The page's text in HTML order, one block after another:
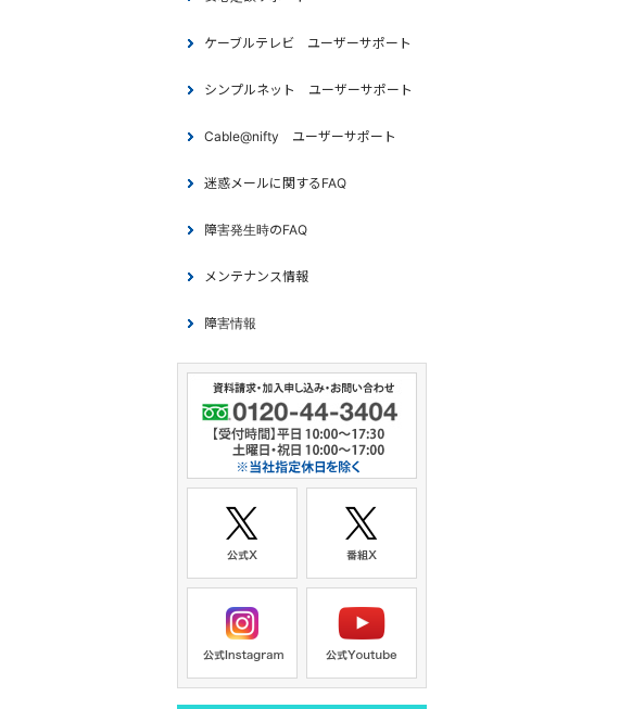
ケーブルテレビ ユーザーサポート
シンプルネット ユーザーサポート
Cable@nifty ユーザーサポート
迷惑メールに関するFAQ
障害発生時のFAQ
メンテナンス情報
障害情報